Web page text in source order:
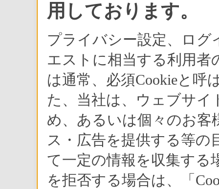
用しております。
プライバシー設定、ロ
エストに相当する利用者
は通常、必須Cookieと呼
た、当社は、ウェブサ
め、あるいは個々のお
ス・広告を提供する等の
て一定の情報を収集する
を拒否する場合は、「